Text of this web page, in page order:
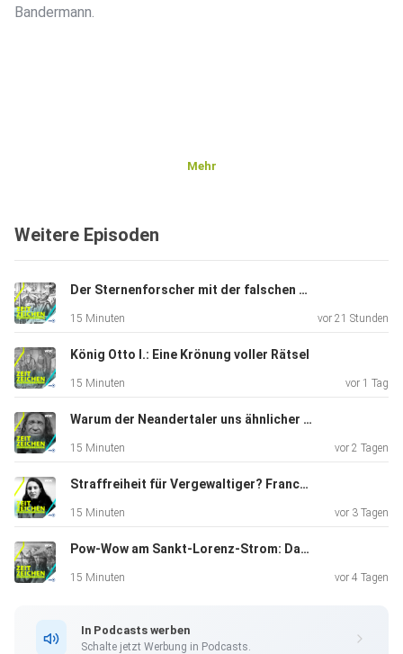
Bandermann.
Mehr
Weitere Episoden
Der Sternenforscher mit der falschen Nase: Tycho Brahe
15 Minuten vor 21 Stunden
König Otto I.: Eine Krönung voller Rätsel
15 Minuten vor 1 Tag
Warum der Neandertaler uns ähnlicher ist, als wir denken
15 Minuten vor 2 Tagen
Straffreiheit für Vergewaltiger? Franca Violas mutiges Nein
15 Minuten vor 3 Tagen
Pow-Wow am Sankt-Lorenz-Strom: Das Ende der Biberkriege
15 Minuten vor 4 Tagen
In Podcasts werben
Schalte jetzt Werbung in Podcasts.